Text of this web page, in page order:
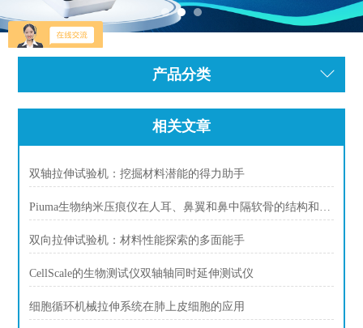
产品分类
相关文章
双轴拉伸试验机：挖掘材料潜能的得力助手
Piuma生物纳米压痕仪在人耳、鼻翼和鼻中隔软骨的结构和机械比较
双向拉伸试验机：材料性能探索的多面能手
CellScale的生物测试仪双轴轴同时延伸测试仪
细胞循环机械拉伸系统在肺上皮细胞的应用